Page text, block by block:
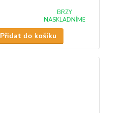
BRZY
NASKLADNÍME
Přidat do košíku